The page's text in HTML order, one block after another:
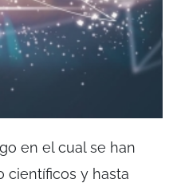
en el cual se han
científicos y hasta